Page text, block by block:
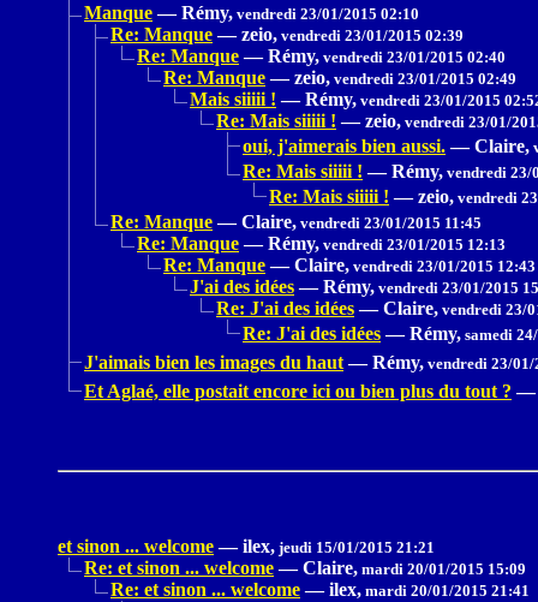
Manque — Rémy, vendredi 23/01/2015 02:10
Re: Manque — zeio, vendredi 23/01/2015 02:39
Re: Manque — Rémy, vendredi 23/01/2015 02:40
Re: Manque — zeio, vendredi 23/01/2015 02:49
Mais siiiii ! — Rémy, vendredi 23/01/2015
Re: Mais siiiii ! — zeio, vendredi 23/01/
oui, j'aimerais bien aussi. — Claire,
Re: Mais siiiii ! — Rémy, vendredi 23/
Re: Mais siiiii ! — zeio, vendredi
Re: Manque — Claire, vendredi 23/01/2015 11:45
Re: Manque — Rémy, vendredi 23/01/2015 12:13
Re: Manque — Claire, vendredi 23/01/2015 12:43
J'ai des idées — Rémy, vendredi 23/01/2015
Re: J'ai des idées — Claire, vendredi 23/
Re: J'ai des idées — Rémy, samedi
J'aimais bien les images du haut — Rémy, vendredi 23/01/
Et Aglaé, elle postait encore ici ou bien plus du tout ? —
et sinon ... welcome — ilex, jeudi 15/01/2015 21:21
Re: et sinon ... welcome — Claire, mardi 20/01/2015 15:09
Re: et sinon ... welcome — ilex, mardi 20/01/2015 21:41